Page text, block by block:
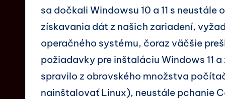
sa dočkali Windowsu 10 a 11 s
získavania dát z našich zariadení,
operačného systému, čoraz väčšie
požiadavky pre inštaláciu Windows 11
spravilo z obrovského množstva
nainštalovať Linux), neustále pchanie